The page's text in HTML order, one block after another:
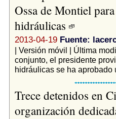
Ossa de Montiel
hidráulicas
2013-04-19 Fuente:
| Versión móvil | Última
conjunto, el presidente
hidráulicas se ha aprobado
Trece detenidos en
organización